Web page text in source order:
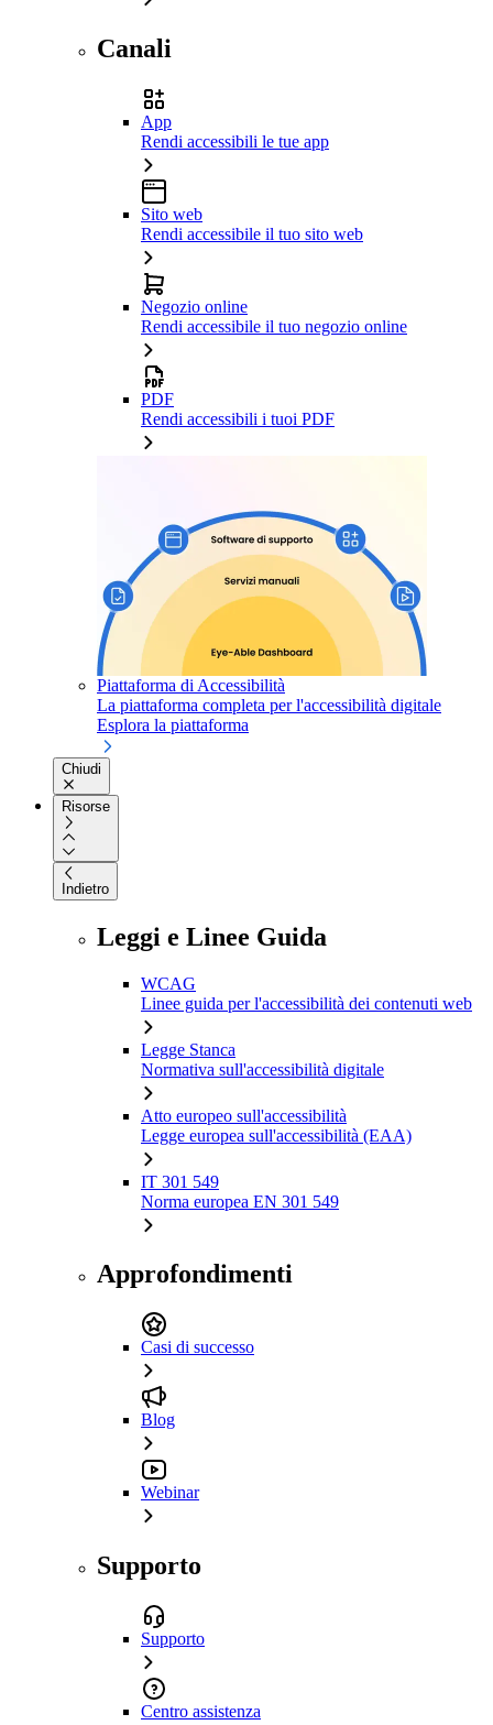
Canali
App
Rendi accessibili le tue app
Sito web
Rendi accessibile il tuo sito web
Negozio online
Rendi accessibile il tuo negozio online
PDF
Rendi accessibili i tuoi PDF
Piattaforma di Accessibilità
La piattaforma completa per l'accessibilità digitale
Esplora la piattaforma
Chiudi
Risorse
Indietro
Leggi e Linee Guida
WCAG
Linee guida per l'accessibilità dei contenuti web
Legge Stanca
Normativa sull'accessibilità digitale
Atto europeo sull'accessibilità
Legge europea sull'accessibilità (EAA)
IT 301 549
Norma europea EN 301 549
Approfondimenti
Casi di successo
Blog
Webinar
Supporto
Supporto
Centro assistenza